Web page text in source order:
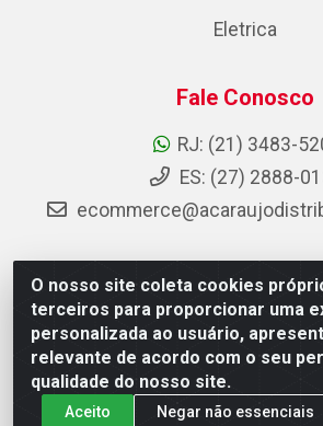
O nosso site coleta cookies
terceiros para proporcionar uma
personalizada ao usuário,
relevante de acordo com o seu
qualidade do nosso site.
Aceito Negar não essenciais
Eletrica
Fale Conosco
RJ: (21) 3483-
ES: (27) 2888-
AC Araujo Distribuidora - Rua Carneiro
São Cristóvão, Rio de Janeiro/RJ -
CNPJ 08.744.753/0003-